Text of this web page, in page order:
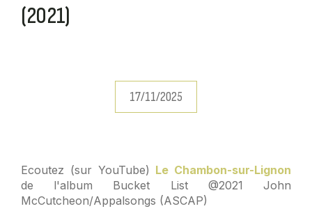
(2021)
17/11/2025
Ecoutez (sur YouTube) Le Chambon-sur-Lignon
de l'album Bucket List @2021 John
McCutcheon/Appalsongs (ASCAP)